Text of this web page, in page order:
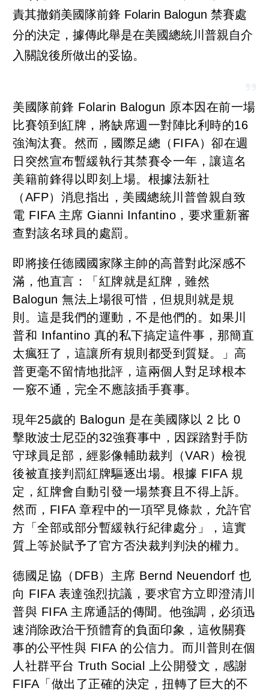
責其撤銷美國隊前鋒 Folarin Balogun 禁賽處
分的決定，據傳此舉是在美國總統川普親自介
入關說後所做出的妥協。
美國隊前鋒 Folarin Balogun 原本因在前一場
比賽領到紅牌，將缺席週一對陣比利時的16
強淘汰賽。然而，國際足總（FIFA）卻在週
日突然宣布暫緩執行其禁賽令一年，讓這名
美籍前鋒得以即刻上場。根據法新社
（AFP）消息指出，美國總統川普曾親自致
電 FIFA 主席 Gianni Infantino，要求重新審
查對該名球員的處罰。
即將接任德國國家隊主帥的高普對此深感不
滿，他直言：「紅牌就是紅牌，雖然
Balogun 無法上場很可惜，但規則就是規
則。這是我們的運動，不是他們的。如果川
普和 Infantino 真的私下搞定這件事，那簡直
太瘋狂了，這讓所有規則都受到質疑。」高
普更毫不留情地批評，這兩個人對足球根本
一竅不通，完全不應該插手賽事。
現年25歲的 Balogun 是在美國隊以 2 比 0
擊敗波士尼亞的32強賽事中，因踩踏對手防
守球員足部，經影像輔助裁判（VAR）檢視
後被直接判罰紅牌驅逐出場。根據 FIFA 規
定，紅牌會自動引發一場禁賽且不得上訴。
然而，FIFA 章程中的一項罕見條款，允許官
方「全部或部分暫緩執行紀律處分」，這實
質上等於賦予了官方否決裁判判決的權力。
德國足協（DFB）主席 Bernd Neuendorf 也
向 FIFA 表達強烈抗議，要求官方立即澄清川
普與 FIFA 主席通話的傳聞。他強調，必須迅
速消除政治干預體育的負面印象，這攸關賽
事的公平性與 FIFA 的公信力。而川普則在個
人社群平台 Truth Social 上公開發文，感謝
FIFA「做出了正確的決定，扭轉了巨大的不